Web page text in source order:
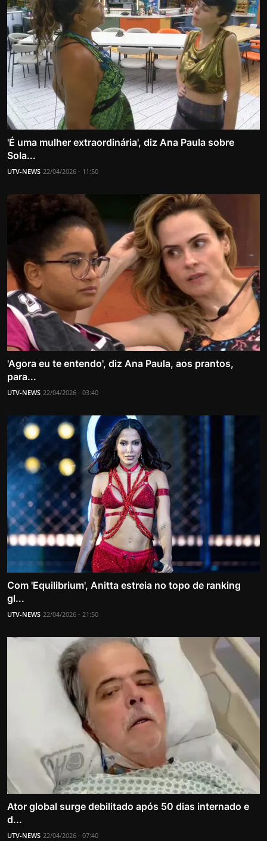
'É uma mulher extraordinária', diz Ana Paula sobre
Sola...
UTV-NEWS 22/04/2026 - 11:50
'Agora eu te entendo', diz Ana Paula, aos prantos,
para...
UTV-NEWS 22/04/2026 - 03:40
Com 'Equilibrium', Anitta estreia no topo de ranking
gl...
UTV-NEWS 22/04/2026 - 21:50
Ator global surge debilitado após 50 dias internado e
d...
UTV-NEWS 22/04/2026 - 07:40